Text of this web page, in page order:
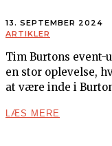
13. SEPTEMBER 2024
ARTIKLER
Tim Burtons
en stor oplevelse,
at være inde i
LÆS MERE